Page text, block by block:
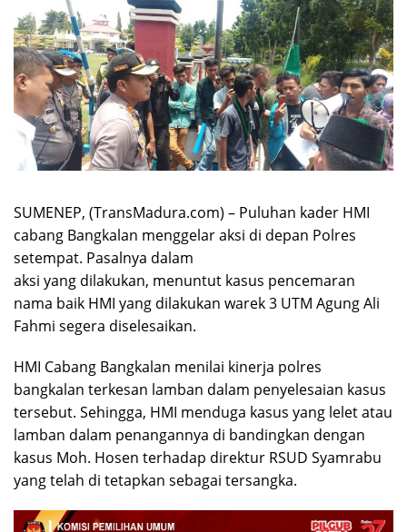
SUMENEP, (TransMadura.com) – Puluhan kader HMI
cabang Bangkalan menggelar aksi di depan Polres
setempat. Pasalnya dalam
aksi yang dilakukan, menuntut kasus pencemaran
nama baik HMI yang dilakukan warek 3 UTM Agung Ali
Fahmi segera diselesaikan.
HMI Cabang Bangkalan menilai kinerja polres
bangkalan terkesan lamban dalam penyelesaian kasus
tersebut. Sehingga, HMI menduga kasus yang lelet atau
lamban dalam penangannya di bandingkan dengan
kasus Moh. Hosen terhadap direktur RSUD Syamrabu
yang telah di tetapkan sebagai tersangka.